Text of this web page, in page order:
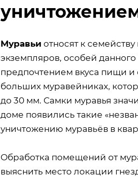
Муравьи относят к
экземпляров, особей
предпочтением вкуса пищи
больших муравейниках,
до 30 мм. Самки муравья
доме появились такие
уничтожению муравьёв в
Обработка помещений от
выяснить место локации